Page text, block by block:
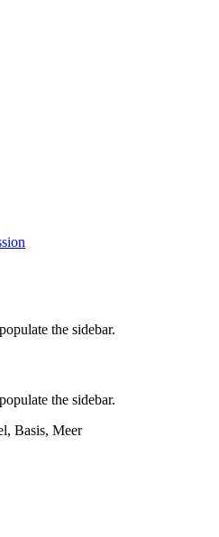
the sidebar.
the sidebar.
Basis, Meer